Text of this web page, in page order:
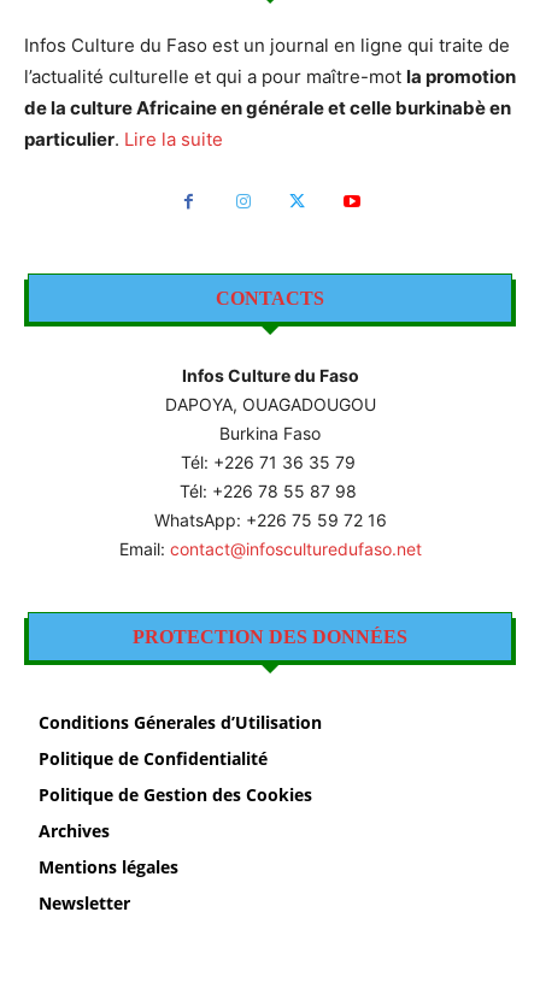
Infos Culture du Faso est un journal en ligne qui traite de
l’actualité culturelle et qui a pour maître-mot la promotion
de la culture Africaine en générale et celle burkinabè en
particulier. Lire la suite
CONTACTS
Infos Culture du Faso
DAPOYA, OUAGADOUGOU
Burkina Faso
Tél: +226 71 36 35 79
Tél: +226 78 55 87 98
WhatsApp: +226 75 59 72 16
Email: contact@infosculturedufaso.net
PROTECTION DES DONNÉES
Conditions Génerales d’Utilisation
Politique de Confidentialité
Politique de Gestion des Cookies
Archives
Mentions légales
Newsletter